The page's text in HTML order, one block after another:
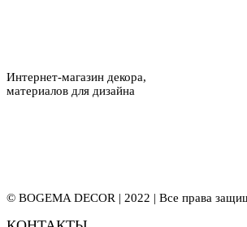
Интернет-магазин декора,
материалов для дизайна
© BOGEMA DECOR | 2022 | Все права